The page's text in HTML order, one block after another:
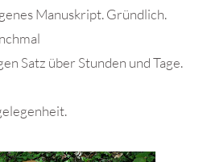
Manuskript. Gründlich.
Satz über Stunden und Tage.